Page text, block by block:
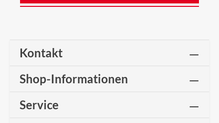
Kontakt
Shop-Informationen
Service